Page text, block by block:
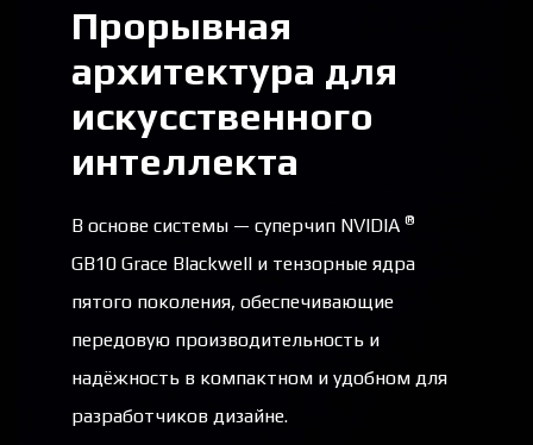
Прорывная
архитектура для
искусственного
интеллекта
В основе системы — суперчип NVIDIA ®
GB10 Grace Blackwell и тензорные ядра
пятого поколения, обеспечивающие
передовую производительность и
надёжность в компактном и удобном для
разработчиков дизайне.